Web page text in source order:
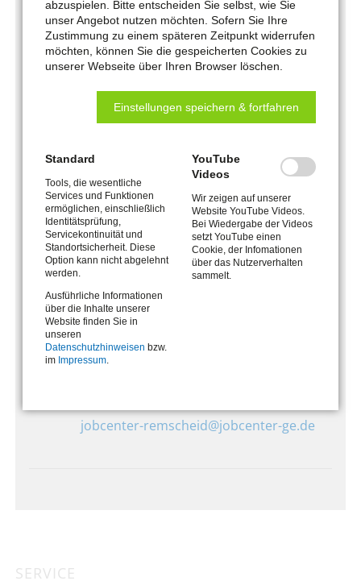
oder
jobcenter-remscheid.termin@jobcenter-
Außerdem erreichen Sie
uns postalisch:
Jobcenter Remscheid
Bismarckstr. 8-10
42853 Remscheid
Fax: 0 21 91 / 95 18-500
jobcenter-remscheid@jobcenter-ge.de
Navigation
SERVICE
abzuspielen. Bitte entscheiden Sie selbst, wie Sie
unser Angebot nutzen möchten. Sofern Sie Ihre
Zustimmung zu einem späteren Zeitpunkt widerrufen
möchten, können Sie die gespeicherten Cookies zu
unserer Webseite über Ihren Browser löschen.
Einstellungen speichern & fortfahren
Standard
Tools, die wesentliche
Services und Funktionen
ermöglichen, einschließlich
Identitätsprüfung,
Servicekontinuität und
Standortsicherheit. Diese
Option kann nicht abgelehnt
werden.
Ausführliche Informationen
über die Inhalte unserer
Website finden Sie in
unseren
Datenschutzhinweisen bzw.
im Impressum.
YouTube
Videos
Wir zeigen auf unserer
Website YouTube Videos.
Bei Wiedergabe der Videos
setzt YouTube einen
Cookie, der Infomationen
über das Nutzerverhalten
sammelt.